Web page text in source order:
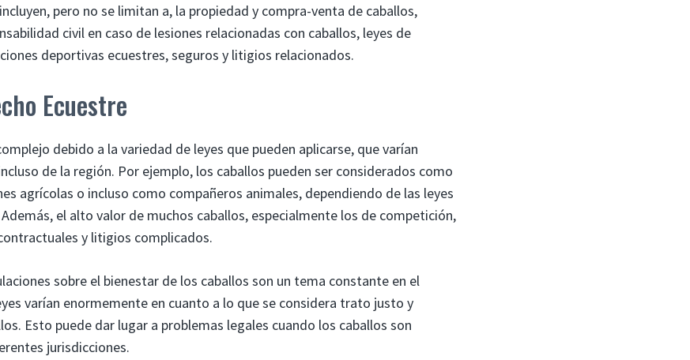
pero no se limitan a, la propiedad y compra-venta de caballos,
civil en caso de lesiones relacionadas con caballos, leyes de
deportivas ecuestres, seguros y litigios relacionados.
Ecuestre
debido a la variedad de leyes que pueden aplicarse, que varían
de la región. Por ejemplo, los caballos pueden ser considerados como
agrícolas o incluso como compañeros animales, dependiendo de las leyes
el alto valor de muchos caballos, especialmente los de competición,
y litigios complicados.
sobre el bienestar de los caballos son un tema constante en el
varían enormemente en cuanto a lo que se considera trato justo y
Esto puede dar lugar a problemas legales cuando los caballos son
jurisdicciones.